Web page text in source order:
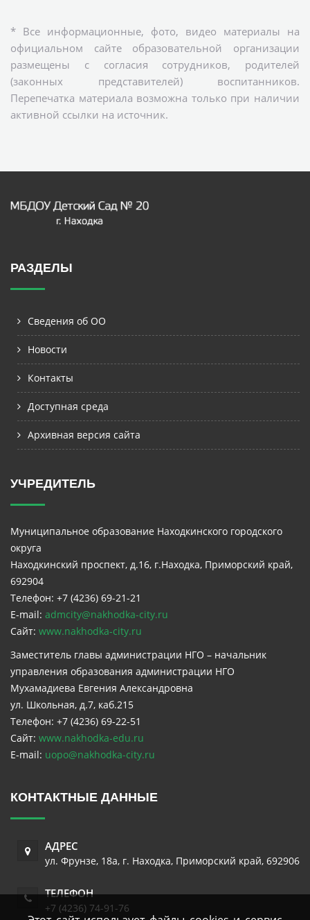
* Все информационные, фото, видео материалы на
официальном сайте образовательной организации
размещены с согласия сотрудников, родителей
(законных представителей) воспитанников.
Перепечатка материала возможна только при наличии
активной ссылки на источник.
РАЗДЕЛЫ
Сведения об ОО
Новости
Контакты
Доступная среда
Архивная версия сайта
УЧРЕДИТЕЛЬ
Муниципальное образование Находкинского городского
округа
Находкинский проспект, д.16, г.Находка, Приморский край,
692904
Телефон: +7 (4236) 69-21-21
E-mail: admcity@nakhodka-city.ru
Сайт: www.nakhodka-city.ru
Заместитель главы администрации НГО – начальник
управления образования администрации НГО
Мухамадиева Евгения Александровна
ул. Школьная, д.7, каб.215
Телефон: +7 (4236) 69-22-51
Сайт: www.nakhodka-edu.ru
E-mail: uopo@nakhodka-city.ru
КОНТАКТНЫЕ ДАННЫЕ
АДРЕС
ул. Фрунзе, 18а, г. Находка, Приморский край, 692906
ТЕЛЕФОН
+7 (4236) 74-91-76